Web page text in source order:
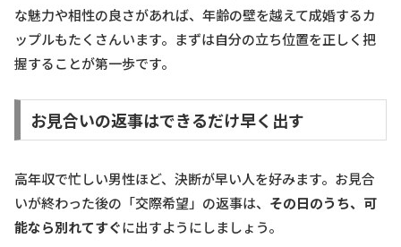
な魅力や相性の良さがあれば、年齢の壁を越えて成婚するカ
ップルもたくさんいます。まずは自分の立ち位置を正しく把
握することが第一歩です。
お見合いの返事はできるだけ早く出す
高年収で忙しい男性ほど、決断が早い人を好みます。お見合
いが終わった後の「交際希望」の返事は、 その日のうち、可
能なら別れてすぐに出すようにしましょう。